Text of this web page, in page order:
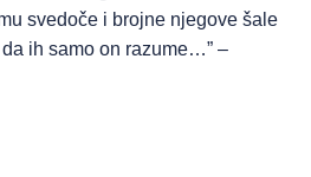
svedoče i brojne njegove šale
ih samo on razume…” –